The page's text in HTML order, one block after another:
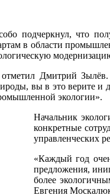
подчеркнул, что
в области
Дмитрий
вы в это верите и
экологии».
Начальник
конкретные
управленческих
«Каждый год
предложения,
более
Евгения